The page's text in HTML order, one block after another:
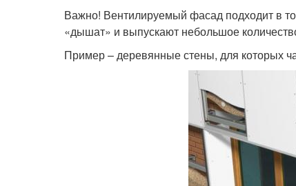
Важно! Вентилируемый фасад подходит в
«дышат» и выпускают небольшое
Пример – деревянные стены, для которых